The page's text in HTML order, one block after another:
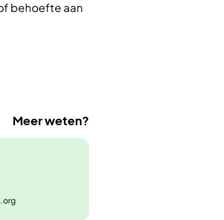
behoefte aan
Meer weten?